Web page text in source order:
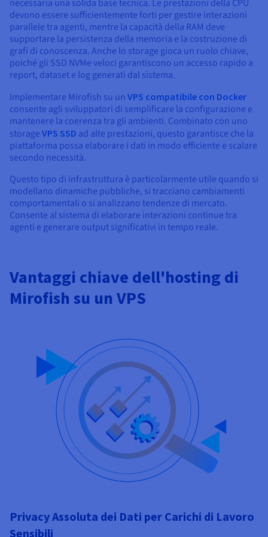
necessaria una solida base tecnica. Le prestazioni della CPU
devono essere sufficientemente forti per gestire interazioni
parallele tra agenti, mentre la capacità della RAM deve
supportare la persistenza della memoria e la costruzione di
grafi di conoscenza. Anche lo storage gioca un ruolo chiave,
poiché gli SSD NVMe veloci garantiscono un accesso rapido a
report, dataset e log generati dal sistema.
Implementare Mirofish su un VPS compatibile con Docker
consente agli sviluppatori di semplificare la configurazione e
mantenere la coerenza tra gli ambienti. Combinato con uno
storage VPS SSD ad alte prestazioni, questo garantisce che la
piattaforma possa elaborare i dati in modo efficiente e scalare
secondo necessità.
Questo tipo di infrastruttura è particolarmente utile quando si
modellano dinamiche pubbliche, si tracciano cambiamenti
comportamentali o si analizzano tendenze di mercato.
Consente al sistema di elaborare interazioni continue tra
agenti e generare output significativi in tempo reale.
Vantaggi chiave dell'hosting di
Mirofish su un VPS
Privacy Assoluta dei Dati per Carichi di Lavoro
Sensibili